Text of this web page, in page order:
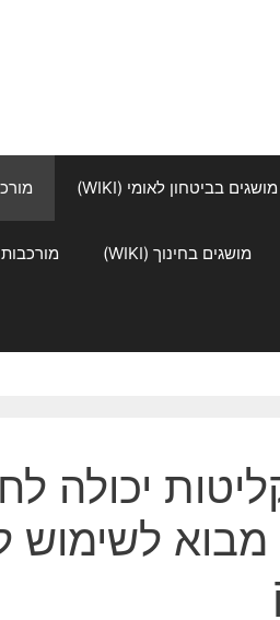
מושגים בביטחון לאומי (WIKI)
מושגים בחינוך (WIKI)
יכולה
לשימוש